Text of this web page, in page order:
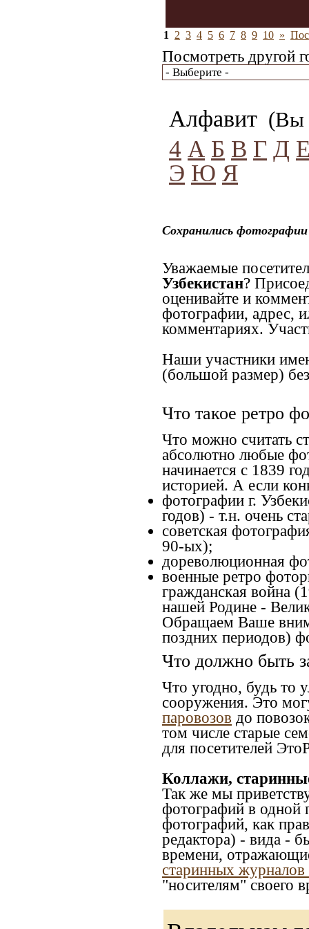
1 2 3 4 5 6 7 8 9 10 »
Посмотреть другой
Алфавит (Вы
4 А Б В Г Д
Э Ю Я
Сохранились
Уважаемые
Узбекистан?
оценивайте и
фотографии, адрес,
комментариях.
Наши участники
(большой размер)
Что такое ретро
Что можно считать
абсолютно любые
начинается с 1839
историей. А если
фотографии г.
годов) - т.н. очень
советская
90-ых);
дореволюционная
военные ретро
гражданская война
нашей Родине -
Обращаем Ваше
поздних периодов)
Что должно быть
Что угодно, будь то
сооружения. Это
паровозов до
том числе старые
для посетителей
Коллажи,
Так же мы
фотографий в одной
фотографий, как
редактора) - вида -
времени,
старинных журналов
"носителям" своего